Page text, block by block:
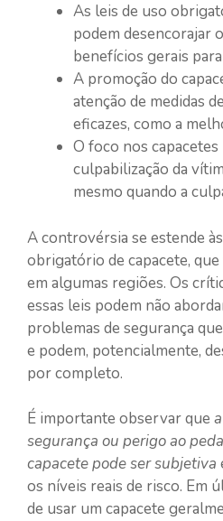
As leis de uso
podem desencorajar
benefícios gerais
A promoção do
atenção de medidas
eficazes, como a
O foco nos
culpabilização da
mesmo quando a
A controvérsia se estende
obrigatório de capacete,
em algumas regiões. Os
essas leis podem não
problemas de segurança
e podem, potencialmente,
por completo.
É importante observar que
segurança ou perigo ao
capacete pode ser subjetiva
os níveis reais de risco. Em
de usar um capacete